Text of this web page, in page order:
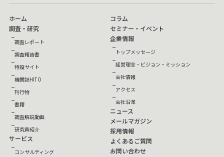
ホーム
調査・研究
調査レポート
調査報告書
特設サイト
機関誌HITO
刊行物
書籍
調査解説動画
研究員紹介
サービス
コンサルティング
コラム
セミナー・イベント
企業情報
トップメッセージ
経営理念・ビジョン・ミッション
会社情報
アクセス
会社沿革
ニュース
メールマガジン
採用情報
よくあるご質問
お問い合わせ